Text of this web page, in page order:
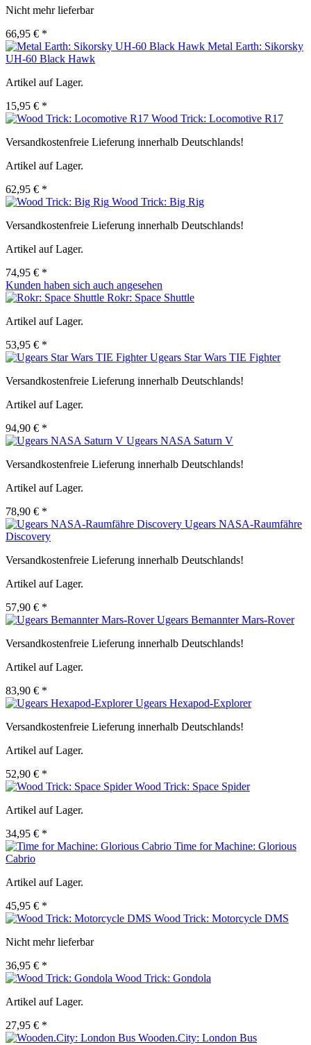
Nicht mehr lieferbar
66,95 € *
Metal Earth: Sikorsky
UH-60 Black Hawk
Artikel auf Lager.
15,95 € *
Wood Trick: Locomotive R17
Versandkostenfreie Lieferung innerhalb Deutschlands!
Artikel auf Lager.
62,95 € *
Wood Trick: Big Rig
Versandkostenfreie Lieferung innerhalb Deutschlands!
Artikel auf Lager.
74,95 € *
Kunden haben sich auch angesehen
Rokr: Space Shuttle
Artikel auf Lager.
53,95 € *
Ugears Star Wars TIE Fighter
Versandkostenfreie Lieferung innerhalb Deutschlands!
Artikel auf Lager.
94,90 € *
Ugears NASA Saturn V
Versandkostenfreie Lieferung innerhalb Deutschlands!
Artikel auf Lager.
78,90 € *
Ugears NASA-Raumfähre
Discovery
Versandkostenfreie Lieferung innerhalb Deutschlands!
Artikel auf Lager.
57,90 € *
Ugears Bemannter Mars-Rover
Versandkostenfreie Lieferung innerhalb Deutschlands!
Artikel auf Lager.
83,90 € *
Ugears Hexapod-Explorer
Versandkostenfreie Lieferung innerhalb Deutschlands!
Artikel auf Lager.
52,90 € *
Wood Trick: Space Spider
Artikel auf Lager.
34,95 € *
Time for Machine: Glorious
Cabrio
Artikel auf Lager.
45,95 € *
Wood Trick: Motorcycle DMS
Nicht mehr lieferbar
36,95 € *
Wood Trick: Gondola
Artikel auf Lager.
27,95 € *
Wooden.City: London Bus